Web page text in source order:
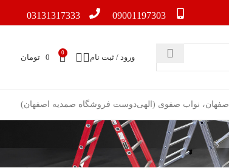
09001197303
03131317333
ورود / ثبت نام
0
0 تومان
اصفهان، نواب صفوی (الهی‌دوست فروشگاه صمدیه اصفهان)